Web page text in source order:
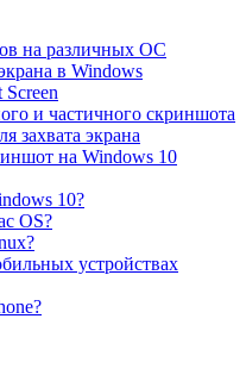
на различных ОС
в Windows
и частичного скриншота
захвата экрана
на Windows 10
10?
OS?
устройствах